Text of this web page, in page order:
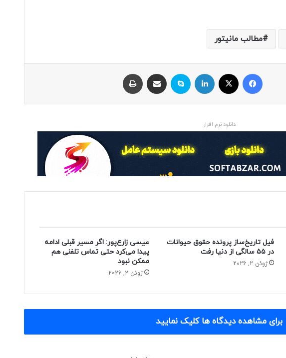
مطالب مانیتور
ایکس
دانلود نرم افزار
فیل تاریخ‌ساز پرونده حقوق حیوانات
در ۵۵ سالگی از دنیا رفت
ژوئن 2, 2026
عیسی زارع‌پور: اگر مسیر قبلی ادامه
پیدا می‌کرد حتی تماس تلفنی هم
ممکن نبود
ژوئن 2, 2026
برای مشاهده دیدگاه ها کلیک نمایید